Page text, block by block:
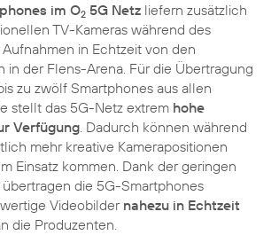
im O2 5G Netz liefern zusätzlich
TV-Kameras während des
in Echtzeit von den
in der Flens-Arena. Für die Übertragung
zu zwölf Smartphones aus allen
stellt das 5G-Netz extrem hohe
Verfügung. Dadurch können während
mehr kreative Kamerapositionen
Einsatz kommen. Dank der geringen
die 5G-Smartphones
Videobildernahezu in Echtzeit
die Produzenten.